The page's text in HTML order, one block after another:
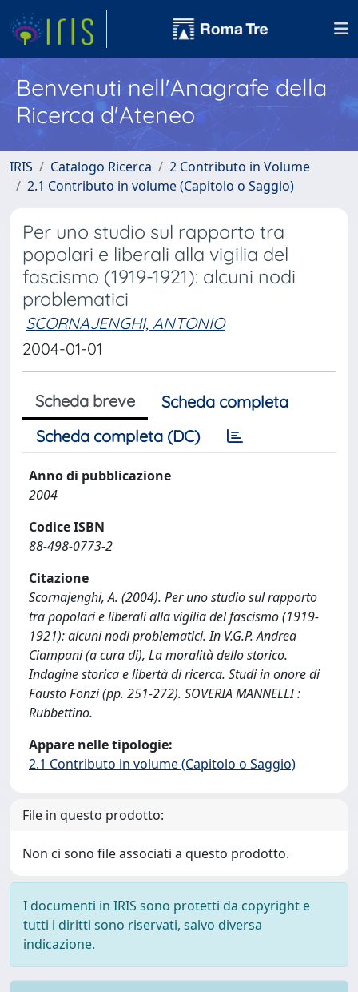
Benvenuti nell'Anagrafe della
Ricerca d'Ateneo
IRIS Catalogo Ricerca
2 Contributo in Volume
2.1 Contributo in volume (Capitolo o Saggio)
Per uno studio sul rapporto tra
popolari e liberali alla vigilia del
fascismo (1919-1921): alcuni nodi
problematici
SCORNAJENGHI, ANTONIO
2004-01-01
Scheda breve
Scheda completa
Scheda completa (DC)
Anno di pubblicazione
2004
Codice ISBN
88-498-0773-2
Citazione
Scornajenghi, A. (2004). Per uno studio sul rapporto
tra popolari e liberali alla vigilia del fascismo (1919-
1921): alcuni nodi problematici. In V.G.P. Andrea
Ciampani (a cura di), La moralità dello storico.
Indagine storica e libertà di ricerca. Studi in onore di
Fausto Fonzi (pp. 251-272). SOVERIA MANNELLI :
Rubbettino.
Appare nelle tipologie:
2.1 Contributo in volume (Capitolo o Saggio)
File in questo prodotto:
Non ci sono file associati a questo prodotto.
I documenti in IRIS sono protetti da copyright e
tutti i diritti sono riservati, salvo diversa
indicazione.